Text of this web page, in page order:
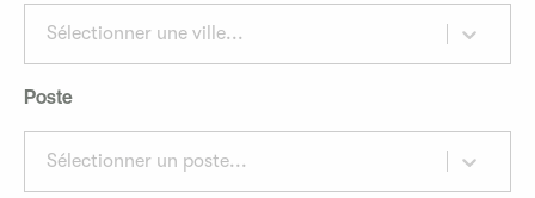
Sélectionner une ville...
Poste
Sélectionner un poste...